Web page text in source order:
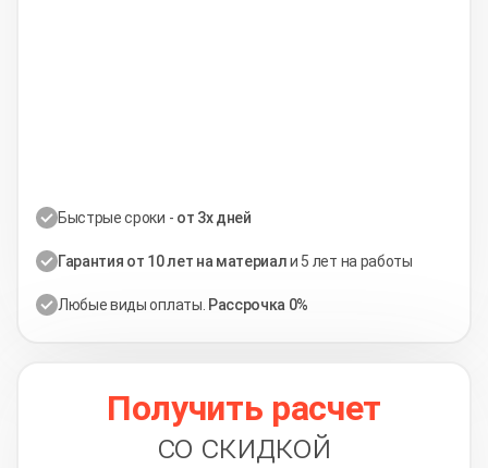
Быстрые сроки - от 3х дней
Гарантия от 10 лет на материали 5 лет на работы
Любые виды оплаты. Рассрочка 0%
Получить расчет
со скидкой